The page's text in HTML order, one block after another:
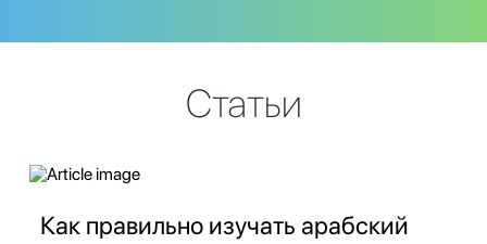
Статьи
Как правильно изучать арабский